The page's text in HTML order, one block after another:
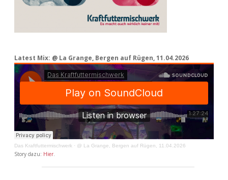
Latest Mix: @ La Grange, Bergen auf Rügen, 11.04.2026
Das Kraftfuttermischwerk · @ La Grange, Bergen auf Rügen, 11.04.2026
Story dazu: Hier